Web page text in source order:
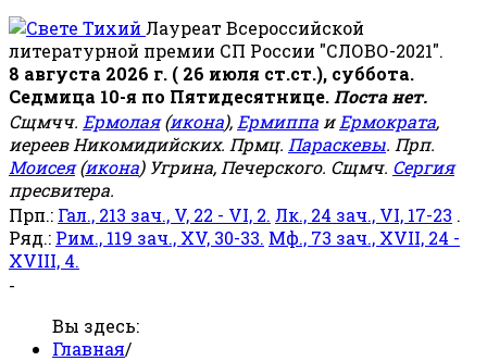
Лауреат Всероссийской
литературной премии СП России "СЛОВО-2021".
8 августа 2026 г. ( 26 июля ст.ст.), суббота.
Седмица 10-я по Пятидесятнице. Поста нет.
Сщмчч. Ермолая(икона), Ермиппа иЕрмократа,
иереев Никомидийских. Прмц. Параскевы. Прп.
Моисея(икона) Угрина, Печерского. Сщмч. Сергия
пресвитера.
Прп.: Гал., 213 зач., V, 22 - VI, 2. Лк., 24 зач., VI, 17-23 .
Ряд.: Рим., 119 зач., XV, 30-33. Мф., 73 зач., XVII, 24 -
XVIII, 4.
-
Вы здесь:
Главная/